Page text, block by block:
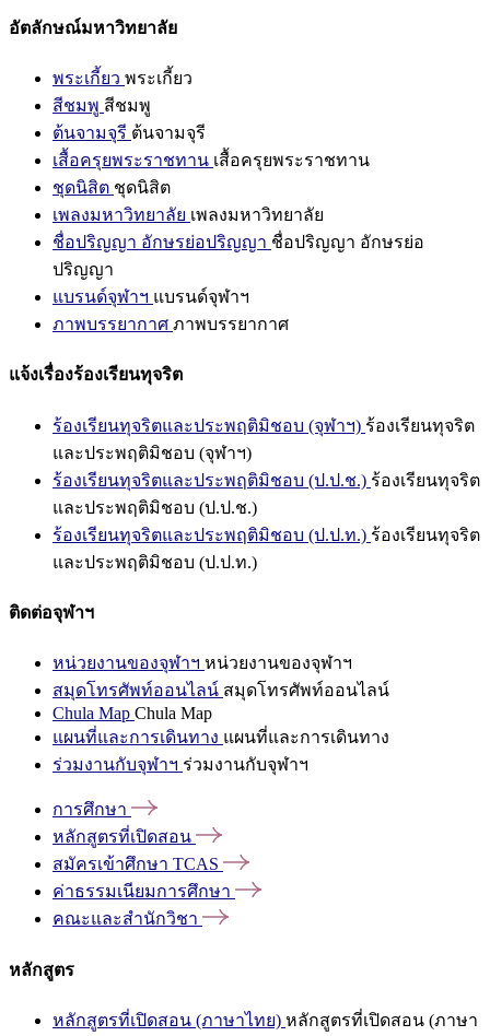
อัตลักษณ์มหาวิทยาลัย
พระเกี้ยว พระเกี้ยว
สีชมพู สีชมพู
ต้นจามจุรี ต้นจามจุรี
เสื้อครุยพระราชทาน เสื้อครุยพระราชทาน
ชุดนิสิต ชุดนิสิต
เพลงมหาวิทยาลัย เพลงมหาวิทยาลัย
ชื่อปริญญา อักษรย่อปริญญา ชื่อปริญญา อักษรย่อ
ปริญญา
แบรนด์จุฬาฯ แบรนด์จุฬาฯ
ภาพบรรยากาศ ภาพบรรยากาศ
แจ้งเรื่องร้องเรียนทุจริต
ร้องเรียนทุจริตและประพฤติมิชอบ (จุฬาฯ) ร้องเรียนทุจริต
และประพฤติมิชอบ (จุฬาฯ)
ร้องเรียนทุจริตและประพฤติมิชอบ (ป.ป.ช.) ร้องเรียนทุจริต
และประพฤติมิชอบ (ป.ป.ช.)
ร้องเรียนทุจริตและประพฤติมิชอบ (ป.ป.ท.) ร้องเรียนทุจริต
และประพฤติมิชอบ (ป.ป.ท.)
ติดต่อจุฬาฯ
หน่วยงานของจุฬาฯ หน่วยงานของจุฬาฯ
สมุดโทรศัพท์ออนไลน์ สมุดโทรศัพท์ออนไลน์
Chula Map Chula Map
แผนที่และการเดินทาง แผนที่และการเดินทาง
ร่วมงานกับจุฬาฯ ร่วมงานกับจุฬาฯ
การศึกษา
หลักสูตรที่เปิดสอน
สมัครเข้าศึกษา TCAS
ค่าธรรมเนียมการศึกษา
คณะและสำนักวิชา
หลักสูตร
หลักสูตรที่เปิดสอน (ภาษาไทย) หลักสูตรที่เปิดสอน (ภาษา